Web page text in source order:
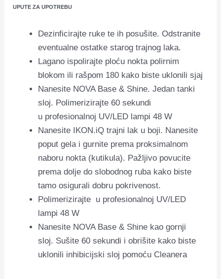
UPUTE ZA UPOTREBU
Dezinficirajte ruke te ih posušite. Odstranite
eventualne ostatke starog trajnog laka.
Lagano ispolirajte ploću nokta polirnim
blokom ili rašpom 180 kako biste uklonili sjaj
Nanesite NOVA Base & Shine. Jedan tanki
sloj. Polimerizirajte 60 sekundi
u profesionalnoj UV/LED lampi 48 W
Nanesite IKON.iQ trajni lak u boji. Nanesite
poput gela i gurnite prema proksimalnom
naboru nokta (kutikula). Pažljivo povucite
prema dolje do slobodnog ruba kako biste
tamo osigurali dobru pokrivenost.
Polimerizirajte u profesionalnoj UV/LED
lampi 48 W
Nanesite NOVA Base & Shine kao gornji
sloj. Sušite 60 sekundi i obrišite kako biste
uklonili inhibicijski sloj pomoću Cleanera